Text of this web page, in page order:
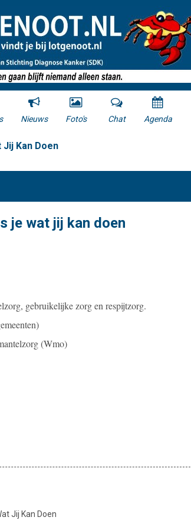
Nieuws Foto's Chat Agenda
Kan Doen
je wat jij kan doen
gebruikelijke zorg en respijtzorg.
(Wmo)
Jij Kan Doen